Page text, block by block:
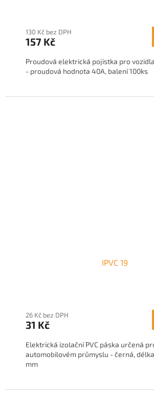
130 Kč bez DPH
157 Kč
Proudová elektrická pojistka pro
- proudová hodnota 40A, balení 100ks
IPVC 19
26 Kč bez DPH
31 Kč
Elektrická izolační PVC páska určená
automobilovém průmyslu - černá,
mm